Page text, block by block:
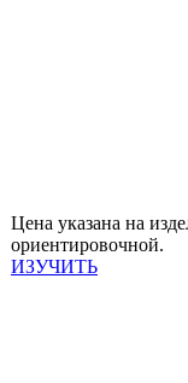
Цена указана на
ориентировочной.
ИЗУЧИТЬ